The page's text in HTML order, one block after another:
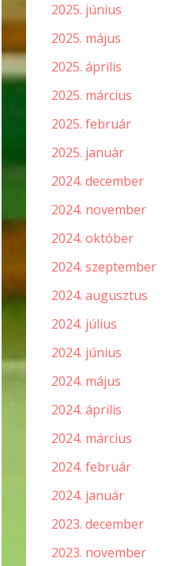
2025. június
2025. május
2025. április
2025. március
2025. február
2025. január
2024. december
2024. november
2024. október
2024. szeptember
2024. augusztus
2024. július
2024. június
2024. május
2024. április
2024. március
2024. február
2024. január
2023. december
2023. november